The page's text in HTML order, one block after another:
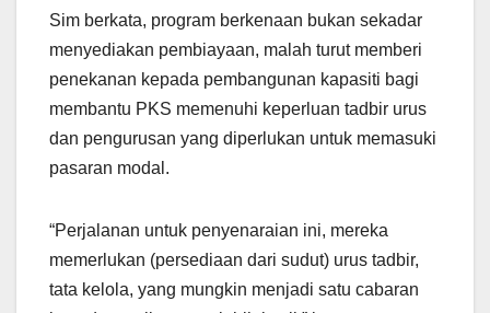
Sim berkata, program berkenaan bukan sekadar
menyediakan pembiayaan, malah turut memberi
penekanan kepada pembangunan kapasiti bagi
membantu PKS memenuhi keperluan tadbir urus
dan pengurusan yang diperlukan untuk memasuki
pasaran modal.
“Perjalanan untuk penyenaraian ini, mereka
memerlukan (persediaan dari sudut) urus tadbir,
tata kelola, yang mungkin menjadi satu cabaran